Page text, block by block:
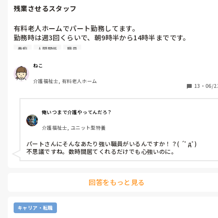
に興奮して声もデカい、前のめりで人の悪口、不平不満で黙る時間
人がいました。
その人もねこさん以上に高血圧で、若いのに降圧剤を飲み、医者の
勧めで日勤業務に代わりましたが、入浴介助で血圧が上がりドクタ
休憩時間の多い障がい者グルホの夜専に戻り、血圧は安定してきて
いるようです。
まだ産後で体調が思わしくないのかもしれません。
私は介護の仕事はフレキシブルに働けると思っています。
私は怪我の後、現在介護は単発バイトで短時間勤務をしてます。介護
の仕事を続けるには色々なやり方や職種もありますよ。
残業させるスタッフ
有料老人ホームでパート勤務してます。
勤務時は週3回くらいで、朝9時半から14時半までです。
す。
14時半で帰ろうとすると、「え〜貴方が帰ると私1人になるんだ
けど…」と丁度おやつの時間なので、「あの人起こして…」とな
かなか帰らせようとしないスタッフがいます。私と入れ替えで休
憩から戻ってくるスタッフがいるのですが、ゴタゴタして時間が
ずれるといつもそうです。
「貴方がいつも14時半で帰るから困るのよ。」と毎回勤務が被る
と言ってきます。
「ごめんなさいね…」という感じで有耶無耶に返事をしてます
が…。
この人以外にも皆、「〇〇さんは14時半までなのよね。」と度々
まで働く予定でいます。
なったり、話が拗れたりしそうで悩んでいます…。(さらにキツ
当たられそう…。)
愚痴 人間関係 職員
ねこ
介護福祉士, 有料老人ホーム
13 ・ 06/
俺いつまで介護やってんだろ？
介護福祉士, ユニット型特養
パートさんにそんなあたり強い職員がいるんですか！？( ´ﾟдﾟ)
不思議ですね。数時間居てくれるだけでも心強いのに。
回答をもっと見る
キャリア・転職